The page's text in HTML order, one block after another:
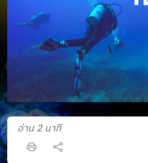
อ่าน 2 นาที